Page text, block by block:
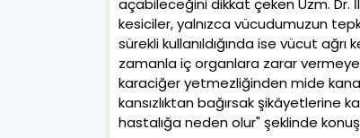
kesiciler, yalnızca vücudumuzun
sürekli kullanıldığında ise vücut ağrı
zamanla iç organlara zarar
karaciğer yetmezliğinden mide
kansızlıktan bağırsak şikâyetlerine
hastalığa neden olur" şeklinde